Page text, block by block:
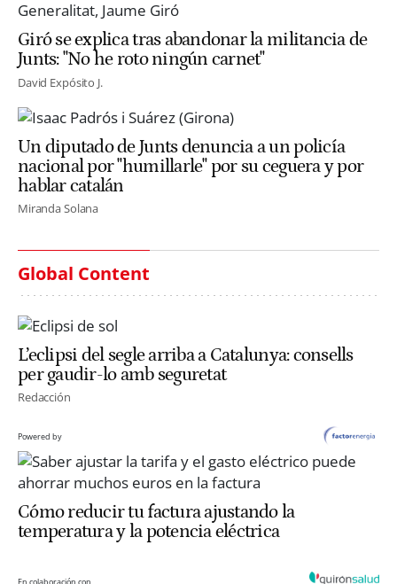
Giró se explica tras abandonar la militancia de
Junts: "No he roto ningún carnet"
David Expósito J.
Un diputado de Junts denuncia a un policía
nacional por "humillarle" por su ceguera y por
hablar catalán
Miranda Solana
Global Content
L’eclipsi del segle arriba a Catalunya: consells
per gaudir-lo amb seguretat
Redacción
Powered by
Cómo reducir tu factura ajustando la
temperatura y la potencia eléctrica